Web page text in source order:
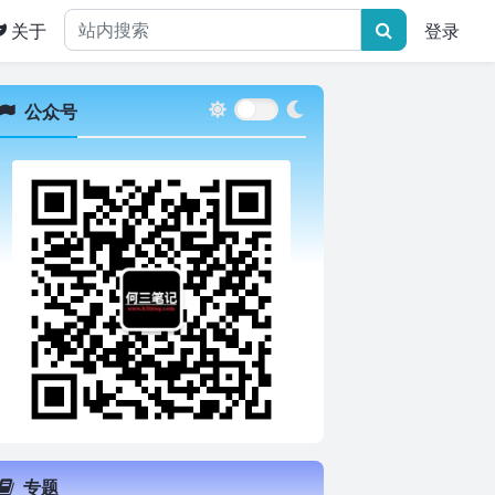
关于 登录
公众号
专题